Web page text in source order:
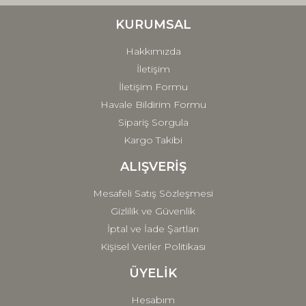
Ürün fiyatı diğer sitelerden daha pahalı.
Gönder
KURUMSAL
Hakkımızda
İletişim
İletişim Formu
Havale Bildirim Formu
Sipariş Sorgula
Kargo Takibi
ALIŞVERİŞ
Mesafeli Satış Sözleşmesi
Gizlilik ve Güvenlik
İptal ve İade Şartları
Kişisel Veriler Politikası
ÜYELİK
Hesabım